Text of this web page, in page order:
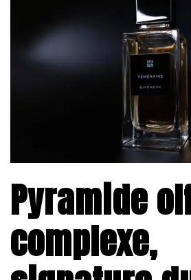
Pyramide
complexe,